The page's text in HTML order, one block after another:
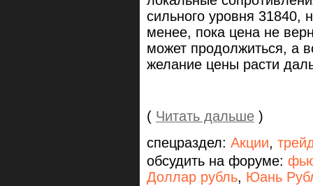
сильного уровня 31840,
менее, пока цена не
может продолжиться, а
желание цены расти
( Читать дальше )
спецраздел: Акции,
обсудить на форуме:
Доллар рубль, Юань